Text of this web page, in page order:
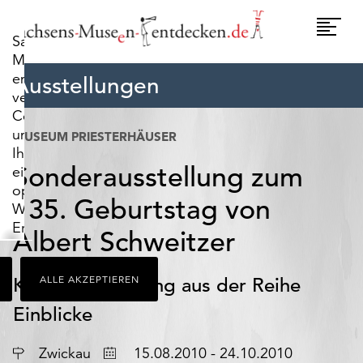
Sachsens-
Museen-
entdecken.de
verwendet
Cookies,
um
Ihnen
ein
optimales
Webseiten-
Erlebnis
zu
bieten.
Dazu
zählen
Cookies,
für
ALLE AKZEPTIEREN
Ausstellungen
MUSEUM PRIESTERHÄUSER
Sonderausstellung zum
135. Geburtstag von
Albert Schweitzer
Kleine Ausstellung aus der Reihe
Einblicke
Ort Zwickau Datum15.08.2010 - 24.10.2010